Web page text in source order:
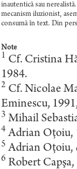
inautentică sau
mecanism iluzionist,
consumă în text. Din
Note
1 Cf. Cristina
1984.
2 Cf. Nicolae
Eminescu,
3 Mihail
4Adrian Oţoiu,
5 Adrian Oţoiu,
6 Robert Capşa,